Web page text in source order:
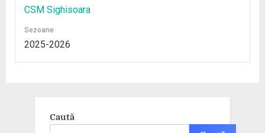
CSM Sighisoara
Sezoane
2025-2026
Caută